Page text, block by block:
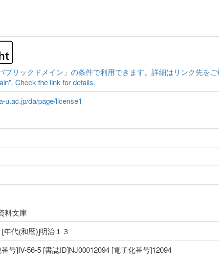
ブリックドメイン」の条件で利用できます。詳細はリンク先を
Check the link for details.
u.ac.jp/da/page/license1
料文庫
年代(和暦)]明治１３
号]IV-56-5 [書誌ID]NJ00012094 [電子化番号]12094